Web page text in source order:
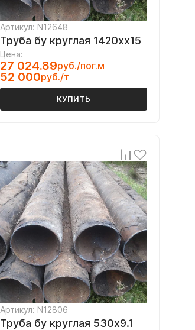
Артикул: N12648
Труба бу круглая 1420хх15
Цена:
27 024.89руб./пог.м
52 000руб./т
КУПИТЬ
Артикул: N12806
Труба бу круглая 530х9.1